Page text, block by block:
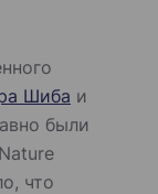
Шиба и
были
что